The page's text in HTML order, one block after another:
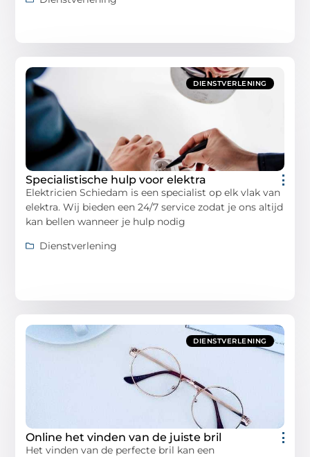
DIENSTVERLENING
Specialistische hulp voor elektra
Elektricien Schiedam is een specialist op elk vlak van
elektra. Wij bieden een 24/7 service zodat je ons altijd
kan bellen wanneer je hulp nodig
Dienstverlening
DIENSTVERLENING
Online het vinden van de juiste bril
Het vinden van de perfecte bril kan een